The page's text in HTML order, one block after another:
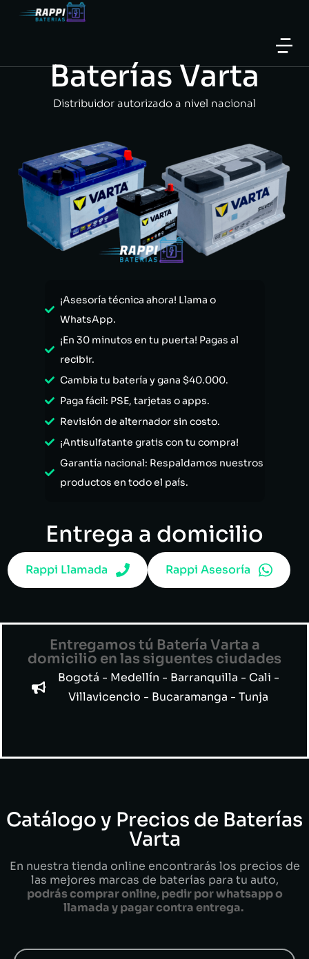
Baterías Varta
Distribuidor autorizado a nivel nacional
¡Asesoría técnica ahora! Llama o
WhatsApp.
¡En 30 minutos en tu puerta! Pagas al
recibir.
Cambia tu batería y gana $40.000.
Paga fácil: PSE, tarjetas o apps.
Revisión de alternador sin costo.
¡Antisulfatante gratis con tu compra!
Garantía nacional: Respaldamos nuestros
productos en todo el país.
Entrega a domicilio
Rappi Llamada Rappi Asesoría
Entregamos tú Batería Varta a
domicilio en las siguentes ciudades
Bogotá - Medellín - Barranquilla - Cali -
Villavicencio - Bucaramanga - Tunja
Catálogo y Precios de Baterías
Varta
En nuestra tienda online encontrarás los precios de
las mejores marcas de baterías para tu auto,
podrás comprar online, pedir por whatsapp o
llamada y pagar contra entrega.